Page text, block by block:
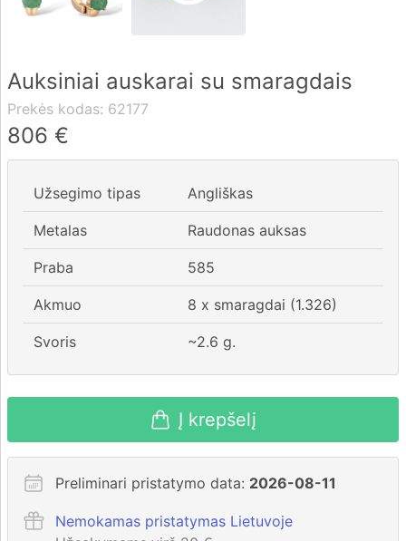
Apmokėjimas
Rekvizitai
Kontaktai
604 42021
Auksiniai auskarai su smaragdais
Prekės kodas: 62177
806 €
Užsegimo tipas Angliškas
Metalas Raudonas auksas
Praba 585
Akmuo 8 x smaragdai (1.326)
Svoris ~2.6 g.
Į krepšelį
Preliminari pristatymo data: 2026-08-11
Nemokamas pristatymas Lietuvoje